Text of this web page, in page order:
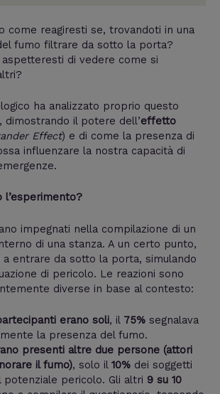
come reagiresti se, trovandoti in una
fumo filtrare da sotto la porta?
di vedere come si
ha analizzato proprio questo
il potere dell’effetto
Effect) e di come la presenza di
influenzare la nostra capacità di
l’esperimento?
impegnati nella compilazione di un
di una stanza. A un certo punto,
a entrare da sotto la porta, simulando
di pericolo. Le reazioni sono
diverse in base al contesto:
erano soli, il 75%segnalava
la presenza del fumo.
presenti altre due persone (attori
il fumo), solo il 10%dei soggetti
potenziale pericolo. Gli altri 9 su 10